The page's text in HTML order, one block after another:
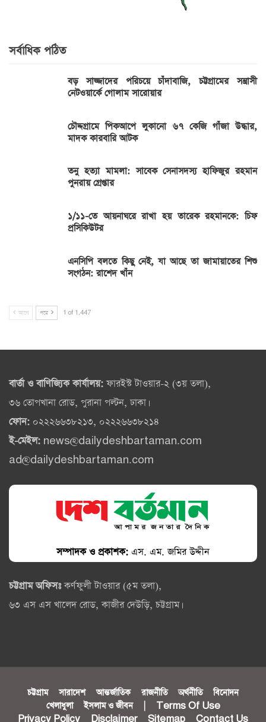
সর্বাধিক পঠিত
বড় সাজ্জাদের পরিচয়ে চাঁদাবাজি, চট্টগ্রামের সন্ত্রাসী
নেটওয়ার্কে গোলাম সারোয়ার
চৌদ্দগ্রামে পিকআপে লুকানো ৬৭ কেজি গাঁজা উদ্ধার,
মাদক কারবারি আটক
তনু হত্যা মামলা: সাবেক সেনাসদস্য হাফিজুর রহমান
পুনরায় গ্রেপ্তার
১/১১-তে আয়নাঘরে রাখা হয় তারেক রহমানকে: চিফ
প্রসিকিউটর
এনসিপি বলতে কিছু নেই, যা আছে তা জামায়াতের শিশু
সংগঠন: রাশেদ খাঁন
আগে পরে 1 of 1,447
বার্তা ও বাণিজ্যিক কার্যালয়:ফারইস্ট টাওয়ার-২ (৩য় তলা),
৩৬ তোপখানা রোড, পুরানা পল্টন, ঢাকা।
ফোন: ০২২২৬৬৩৮২১৩, ০২২২৬৬৩৮২১৪
ই-মেইল: news@dailydeshbartaman.com
ad@dailydeshbartaman.com
সম্পাদক ও প্রকাশক: এস. এম. জমির উদ্দীন
চট্টগ্রাম অফিসঃকর্ণফুলী টাওয়ার (৫ম তলা),
৬৩ এস এস খালেদ রোড, কাজীর দেউড়ি, চট্টগ্রাম।
চট্টগ্রাম সারাদেশ আন্তর্জাতিক রাজনীতি অর্থনীতি
বিনোদন
খেলাধুলা
ইসলাম ও জীবন
Terms Of Use
Privacy Policy
Disclaimer Sitemap Contact Us